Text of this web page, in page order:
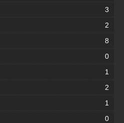
3
2
8
0
1
2
1
0